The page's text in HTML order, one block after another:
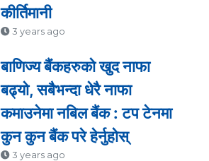
कीर्तिमानी
3 years ago
बाणिज्य बैंकहरुको खुद नाफा
बढ्यो, सबैभन्दा धेरै नाफा
कमाउनेमा नबिल बैंक : टप टेनमा
कुन कुन बैंक परे हेर्नुहोस्
3 years ago